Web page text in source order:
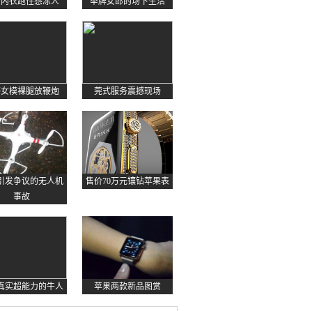
模裸腿放鞭炮 莞式服务震撼现场
发争议的无人机
事故
售价70万元镶钻苹果表
实超能力的牛人 苹果两款新品图赏